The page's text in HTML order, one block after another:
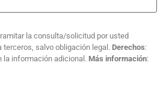
la consulta/solicitud por usted
terceros, salvo obligación legal. Derechos:
la información adicional. Más información: